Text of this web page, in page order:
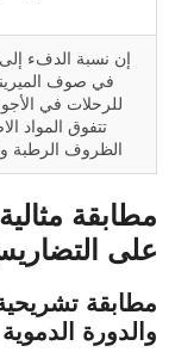
إن نسبة الدفء إلى
في صوف
للرحلات في
تتفوق المواد
الظروف الرطبة
مطابقة
على
مطابقة
والدورة الدموية